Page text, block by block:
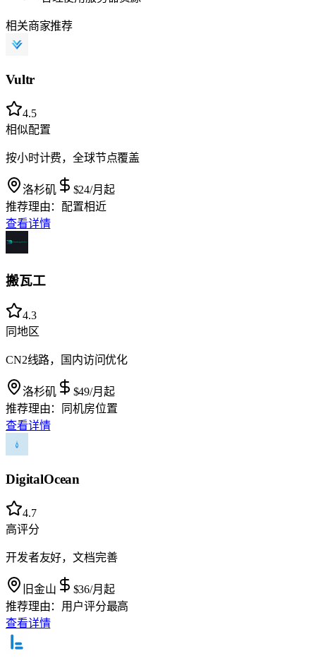
相关商家推荐
Vultr
4.5
相似配置
按小时计费，全球节点覆盖
洛杉矶 $24/月起
推荐理由： 配置相近
查看详情
搬瓦工
4.3
同地区
CN2线路，国内访问优化
洛杉矶 $49/月起
推荐理由：
同机房位置
查看详情
DigitalOcean
4.7
高评分
开发者友好，文档完善
旧金山 $36/月起
推荐理由： 用户评分最高
查看详情